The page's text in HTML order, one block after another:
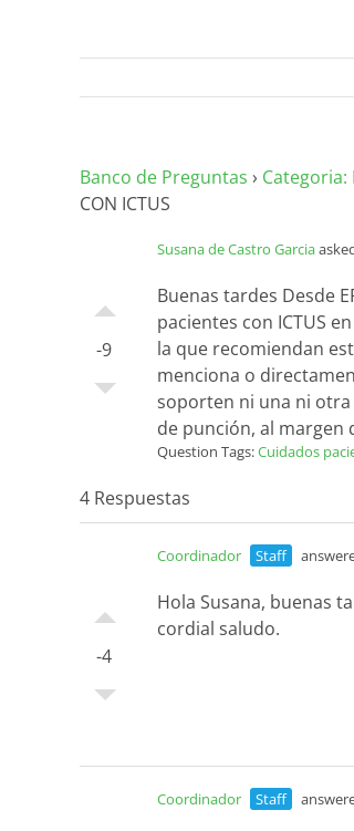
Banco de Preguntas › Categoria:
CON ICTUS
-9
Susana de Castro Garcia
Buenas tardes Desde
pacientes con ICTUS
la que recomiendan
menciona o
soporten ni una ni otra
de punción, al margen
Question Tags:Cuidados
4 Respuestas
-4
Coordinador Staff
Hola Susana, buenas
cordial saludo.
Coordinador Staff